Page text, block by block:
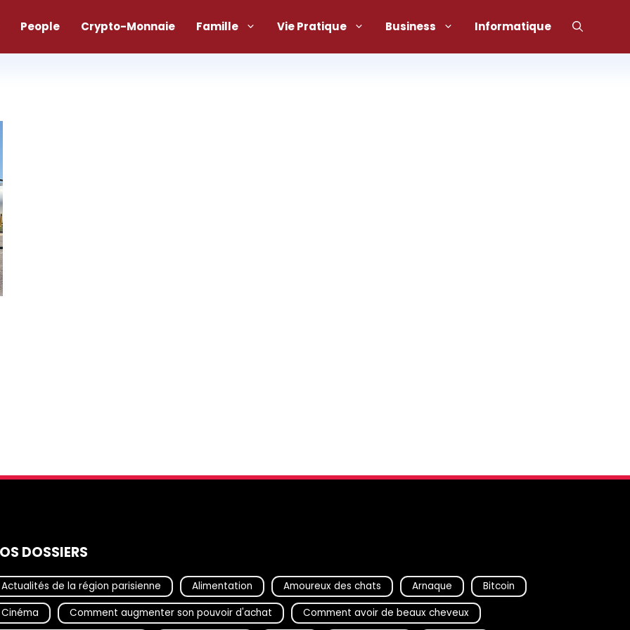
People Crypto-Monnaie Famille Vie Pratique Business Informatique
DOSSIERS
Actualités de la région parisienne Alimentation Amoureux des chats Arnaque
Bitcoin
Cinéma
Comment augmenter son pouvoir d'achat Comment avoir de beaux cheveux